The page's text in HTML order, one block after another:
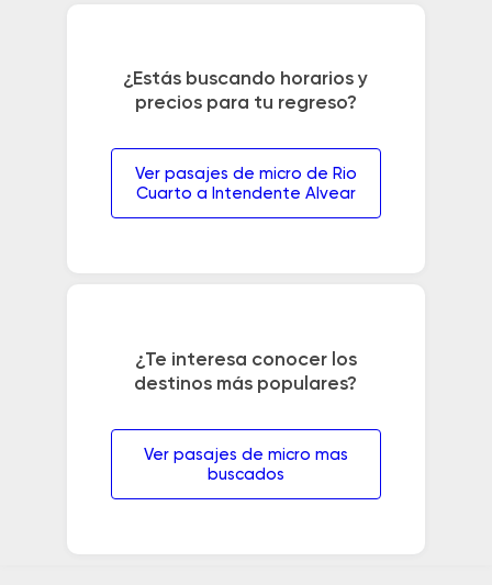
¿Estás buscando horarios y
precios para tu regreso?
Ver pasajes de micro de Rio
Cuarto a Intendente Alvear
¿Te interesa conocer los
destinos más populares?
Ver pasajes de micro mas
buscados